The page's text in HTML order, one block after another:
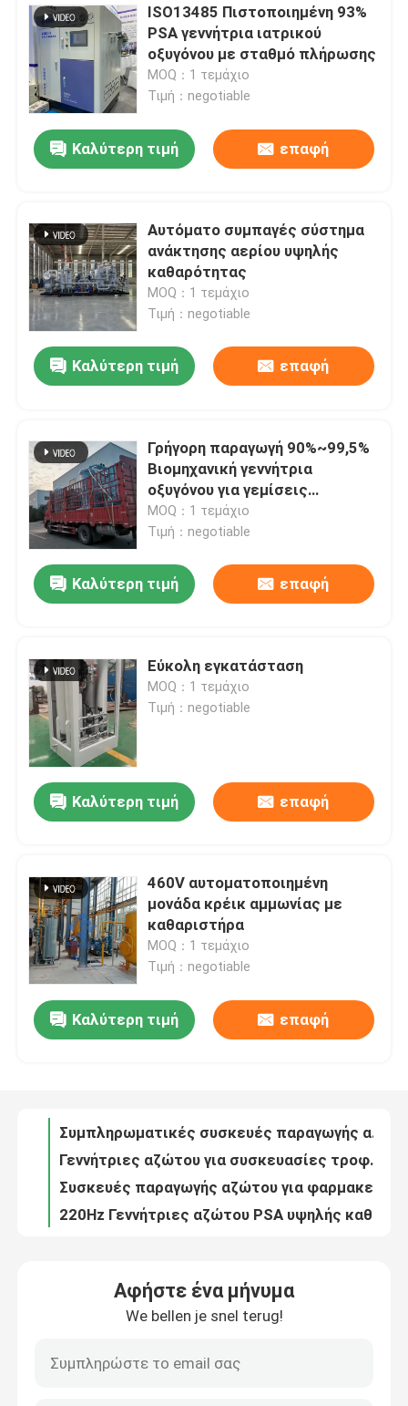
Σπίτι
Προϊόντα
Επικοινωνήστε μαζί μας
Ειδήσεις
Ζητήστε μια προσφορά
ISO13485 Πιστοποιημένη 93%
PSA γεννήτρια ιατρικού
οξυγόνου με σταθμό πλήρωσης
MOQ：1 τεμάχιο
Τιμή：negotiable
Καλύτερη τιμή επαφή
Αυτόματο συμπαγές σύστημα
ανάκτησης αερίου υψηλής
καθαρότητας
MOQ：1 τεμάχιο
Τιμή：negotiable
Καλύτερη τιμή επαφή
Γρήγορη παραγωγή 90%~99,5%
Βιομηχανική γεννήτρια
οξυγόνου για γεμίσεις
κυλίνδρων
MOQ：1 τεμάχιο
Τιμή：negotiable
Καλύτερη τιμή επαφή
Εύκολη εγκατάσταση
MOQ：1 τεμάχιο
Τιμή：negotiable
Καλύτερη τιμή επαφή
460V αυτοματοποιημένη
μονάδα κρέικ αμμωνίας με
καθαριστήρα
MOQ：1 τεμάχιο
Τιμή：negotiable
Καλύτερη τιμή επαφή
ISO Container Mobile PSA Generators για αέριο και πετρέλαιο
220Hz Γεννήτριες αζώτου PSA υψηλής καθαρότητας για την επεξεργασία χαλκού
99.9995 Γεννήτριες αζώτου υψηλής καθαρότητας PSA για ανταλλακτικά αυτοκινήτων
99.99 Συμπληρωματικές γεννήτριες αζώτου PSA για την ηλεκτρονική βιομηχανία
99.999 Γεννήτριες αζώτου PSA υψηλού σημείου δροσιάς για μεταλλουργία σκόνης
Αφήστε ένα μήνυμα
We bellen je snel terug!